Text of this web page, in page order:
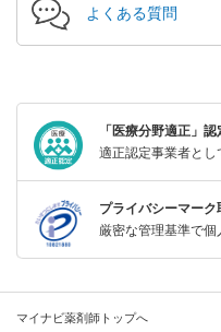
よくある質問
「医療分野適正」
適正認定事業者とし
プライバシーマーク
厳密な管理基準で個
マイナビ薬剤師トップへ